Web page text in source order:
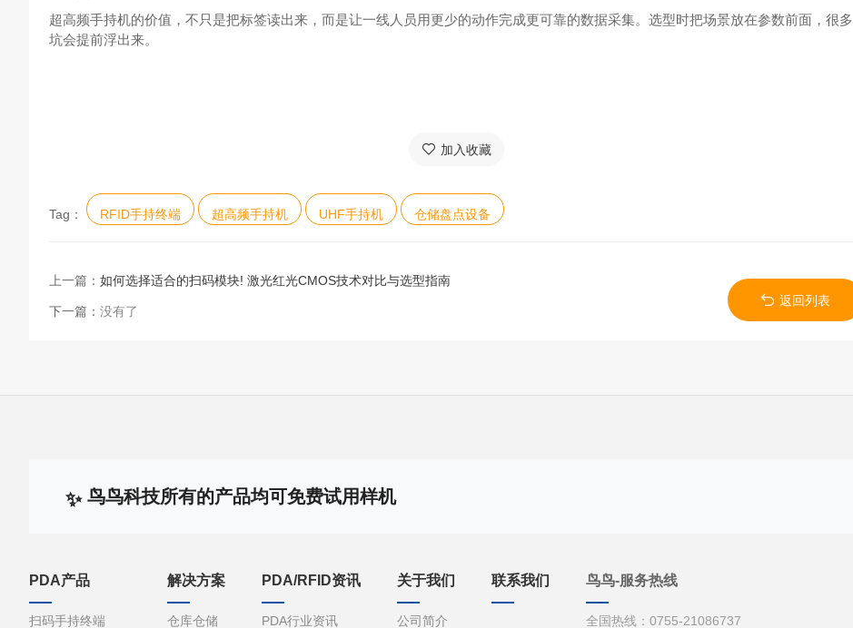
超高频手持机的价值，不只是把标签读出来，而是让一线人员用更少的动作完成更可靠的数据采集。选型时把场景放在参数前面，很多
坑会提前浮出来。
加入收藏
Tag： RFID手持终端 超高频手持机 UHF手持机 仓储盘点设备
上一篇： 如何选择适合的扫码模块! 激光红光CMOS技术对比与选型指南
下一篇： 没有了
返回列表
鸟鸟科技所有的产品均可免费试用样机
PDA产品
扫码手持终端
解决方案
仓库仓储
PDA/RFID资讯
PDA行业资讯
关于我们
公司简介
联系我们 鸟鸟-服务热线
全国热线：0755-21086737